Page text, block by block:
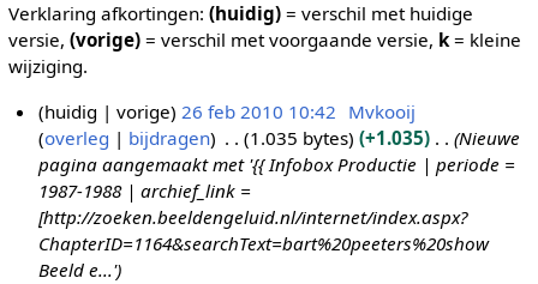
Verklaring afkortingen: (huidig)= verschil met huidige
versie, (vorige)= verschil met voorgaande versie, k= kleine
wijziging.
huidig vorige 26 feb 2010 10:42 Mvkooij
overleg
bijdragen 1.035 bytes +1.035
Nieuwe
pagina aangemaakt met '{{ Infobox Productie | periode =
1987-1988 | archief_link =
[http://zoeken.beeldengeluid.nl/internet/index.aspx?
ChapterID=1164&searchText=bart%20peeters%20show
Beeld e...'